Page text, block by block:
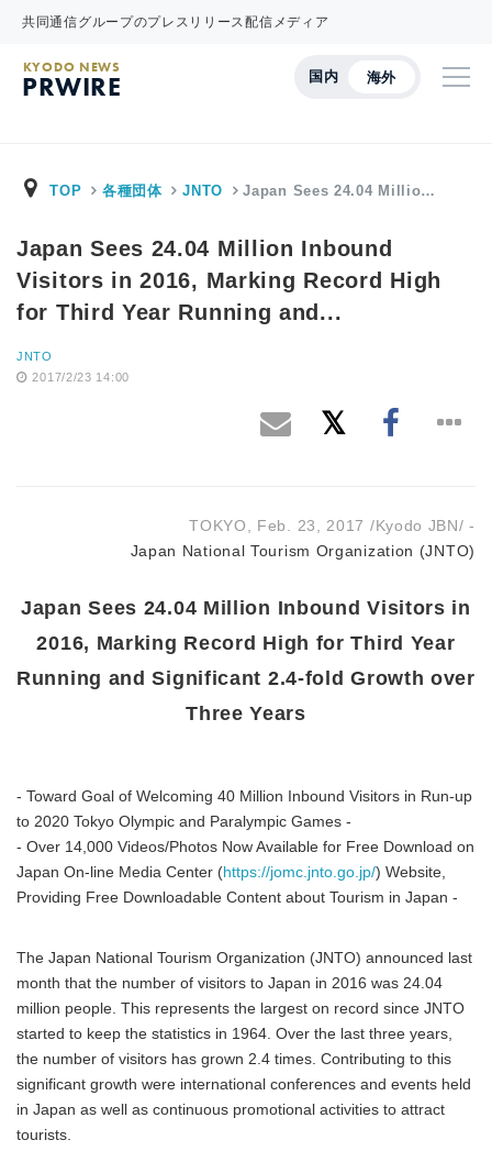
共同通信グループのプレスリリース配信メディア
国内 海外
KYODO NEWS
PRWIRE
TOP 各種団体 JNTO Japan Sees 24.04 Millio…
Japan Sees 24.04 Million Inbound
Visitors in 2016, Marking Record High
for Third Year Running and...
JNTO
2017/2/23 14:00
TOKYO, Feb. 23, 2017 /Kyodo JBN/ -
Japan National Tourism Organization (JNTO)
Japan Sees 24.04 Million Inbound Visitors in
2016, Marking Record High for Third Year
Running and Significant 2.4-fold Growth over
Three Years
- Toward Goal of Welcoming 40 Million Inbound Visitors in Run-up
to 2020 Tokyo Olympic and Paralympic Games -
- Over 14,000 Videos/Photos Now Available for Free Download on
Japan On-line Media Center (https://jomc.jnto.go.jp/) Website,
Providing Free Downloadable Content about Tourism in Japan -
The Japan National Tourism Organization (JNTO) announced last
month that the number of visitors to Japan in 2016 was 24.04
million people. This represents the largest on record since JNTO
started to keep the statistics in 1964. Over the last three years,
the number of visitors has grown 2.4 times. Contributing to this
significant growth were international conferences and events held
in Japan as well as continuous promotional activities to attract
tourists.